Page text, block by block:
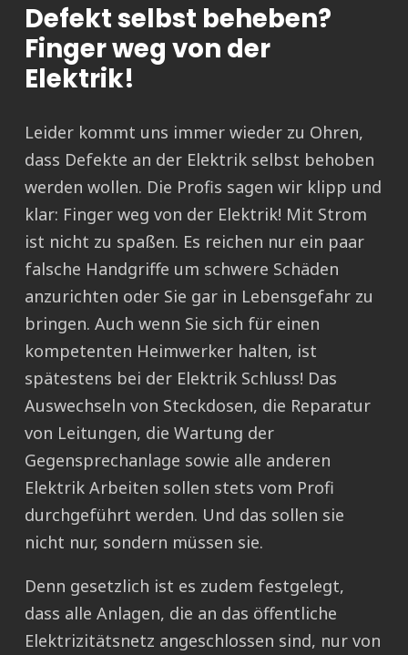
Defekt selbst beheben?
Finger weg von der
Elektrik!
Leider kommt uns immer wieder zu Ohren,
dass Defekte an der Elektrik selbst behoben
werden wollen. Die Profis sagen wir klipp und
klar: Finger weg von der Elektrik! Mit Strom
ist nicht zu spaßen. Es reichen nur ein paar
falsche Handgriffe um schwere Schäden
anzurichten oder Sie gar in Lebensgefahr zu
bringen. Auch wenn Sie sich für einen
kompetenten Heimwerker halten, ist
spätestens bei der Elektrik Schluss! Das
Auswechseln von Steckdosen, die Reparatur
von Leitungen, die Wartung der
Gegensprechanlage sowie alle anderen
Elektrik Arbeiten sollen stets vom Profi
durchgeführt werden. Und das sollen sie
nicht nur, sondern müssen sie.
Denn gesetzlich ist es zudem festgelegt,
dass alle Anlagen, die an das öffentliche
Elektrizitätsnetz angeschlossen sind, nur von